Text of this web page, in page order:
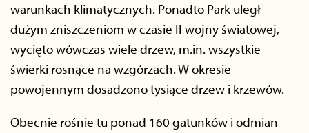
warunkach klimatycznych. Ponadto Park uległ
dużym zniszczeniom w czasie II wojny światowej,
wycięto wówczas wiele drzew, m.in. wszystkie
świerki rosnące na wzgórzach. W okresie
powojennym dosadzono tysiące drzew i krzewów.
Obecnie rośnie tu ponad 160 gatunków i odmian